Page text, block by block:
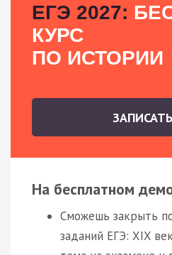
ЕГЭ 2027:
КУРС
ПО ИСТОРИИ
На бесплатном
Сможешь закрыть
заданий ЕГЭ: XIX